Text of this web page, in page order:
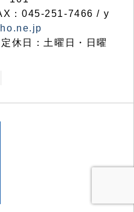
：045-251-7466 / y
休日：土曜日・日曜